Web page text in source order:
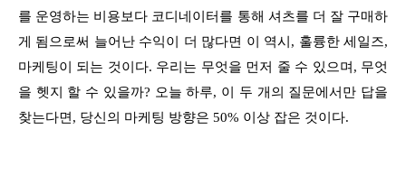
를 운영하는 비용보다 코디네이터를 통해 셔츠를 더 잘 구매하
게 됨으로써 늘어난 수익이 더 많다면 이 역시, 훌륭한 세일즈,
마케팅이 되는 것이다. 우리는 무엇을 먼저 줄 수 있으며, 무엇
을 헷지 할 수 있을까? 오늘 하루, 이 두 개의 질문에서만 답을
찾는다면, 당신의 마케팅 방향은 50% 이상 잡은 것이다.